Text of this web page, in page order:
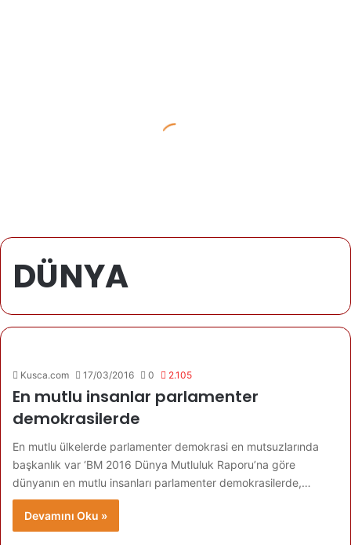
DÜNYA
Kusca.com 17/03/2016 0 2.105
En mutlu insanlar parlamenter
demokrasilerde
En mutlu ülkelerde parlamenter demokrasi en mutsuzlarında
başkanlık var ‘BM 2016 Dünya Mutluluk Raporu’na göre
dünyanın en mutlu insanları parlamenter demokrasilerde,…
Devamını Oku »